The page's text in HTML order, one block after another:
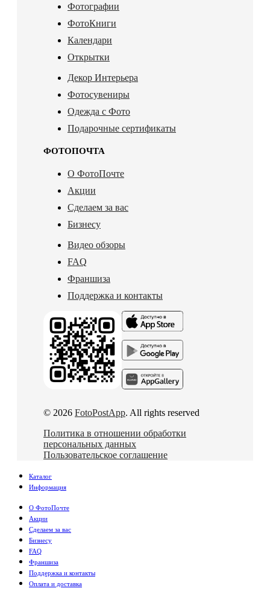
Фотографии
ФотоКниги
Календари
Открытки
Декор Интерьера
Фотосувениры
Одежда с Фото
Подарочные сертификаты
ФОТОПОЧТА
О ФотоПочте
Акции
Сделаем за вас
Бизнесу
Видео обзоры
FAQ
Франшиза
Поддержка и контакты
© 2026 FotoPostApp. All rights reserved
Политика в отношении обработки
персональных данных
Пользовательское соглашение
Каталог
Информация
О ФотоПочте
Акции
Сделаем за вас
Бизнесу
FAQ
Франшиза
Поддержка и контакты
Оплата и доставка